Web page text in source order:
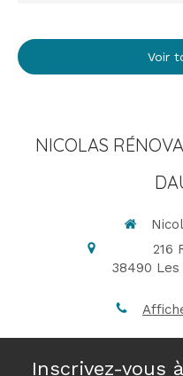
Voir
NICOLAS
216
38490
Inscrivez-vous